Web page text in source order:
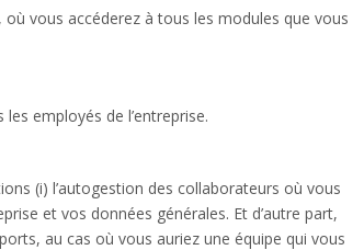
vous accéderez à tous les modules que vous
employés de l’entreprise.
(i) l’autogestion des collaborateurs où vous
et vos données générales. Et d’autre part,
au cas où vous auriez une équipe qui vous